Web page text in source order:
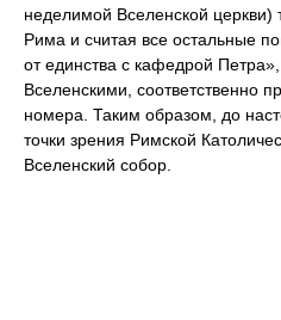
неделимой Вселенской церкви)
Рима и считая все остальные
от единства с кафедрой
Вселенскими, соответственно
номера. Таким образом, до
точки зрения Римской
Вселенский собор.